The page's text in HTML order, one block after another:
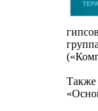
Также